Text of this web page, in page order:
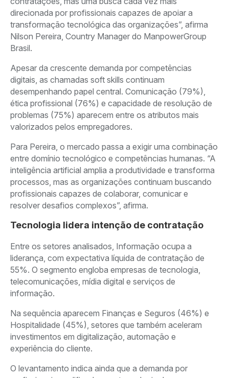
direcionada por profissionais capazes de apoiar a
transformação tecnológica das organizações”, afirma
Nilson Pereira, Country Manager do ManpowerGroup
Brasil.
Apesar da crescente demanda por competências
digitais, as chamadas soft skills continuam
desempenhando papel central. Comunicação (79%),
ética profissional (76%) e capacidade de resolução de
problemas (75%) aparecem entre os atributos mais
valorizados pelos empregadores.
Para Pereira, o mercado passa a exigir uma combinação
entre domínio tecnológico e competências humanas. “A
inteligência artificial amplia a produtividade e transforma
processos, mas as organizações continuam buscando
profissionais capazes de colaborar, comunicar e
resolver desafios complexos”, afirma.
Tecnologia lidera intenção de contratação
Entre os setores analisados, Informação ocupa a
liderança, com expectativa líquida de contratação de
55%. O segmento engloba empresas de tecnologia,
telecomunicações, mídia digital e serviços de
informação.
Na sequência aparecem Finanças e Seguros (46%) e
Hospitalidade (45%), setores que também aceleram
investimentos em digitalização, automação e
experiência do cliente.
O levantamento indica ainda que a demanda por